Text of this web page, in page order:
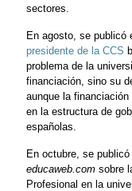
sectores.
En agosto, se publicó
presidente de la CCS
problema de la
financiación, sino su
aunque la
en la estructura de
españolas.
En octubre, se
educaweb.com sobre
Profesional en la